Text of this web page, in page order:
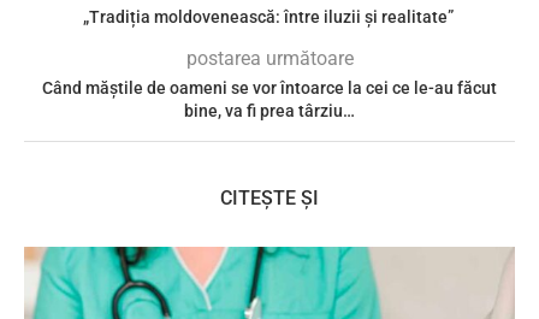
„Tradiția moldovenească: între iluzii și realitate”
postarea următoare
Când măștile de oameni se vor întoarce la cei ce le-au făcut
bine, va fi prea târziu…
CITEȘTE ȘI